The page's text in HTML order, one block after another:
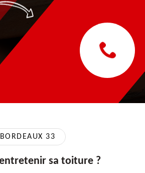
33
sa toiture ?